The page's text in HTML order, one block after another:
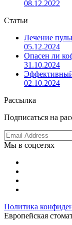
08.12.2022
Статьи
Лечение
05.12.2024
Опасен ли
31.10.2024
Эффективный
02.10.2024
Рассылка
Подписаться на
Мы в соцсетях
Политика
Европейская